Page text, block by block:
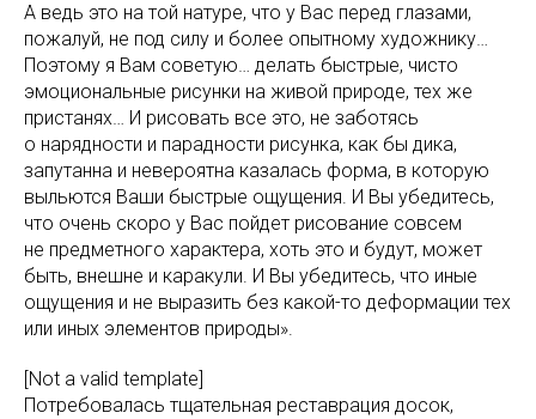
А ведь это на той натуре, что у Вас перед глазами,
пожалуй, не под силу и более опытному художнику…
Поэтому я Вам советую… делать быстрые, чисто
эмоциональные рисунки на живой природе, тех же
пристанях… И рисовать все это, не заботясь
о нарядности и парадности рисунка, как бы дика,
запутанна и невероятна казалась форма, в которую
выльются Ваши быстрые ощущения. И Вы убедитесь,
что очень скоро у Вас пойдет рисование совсем
не предметного характера, хоть это и будут, может
быть, внешне и каракули. И Вы убедитесь, что иные
ощущения и не выразить без какой-то деформации тех
или иных элементов природы».
[Not a valid template]
Потребовалась тщательная реставрация досок,